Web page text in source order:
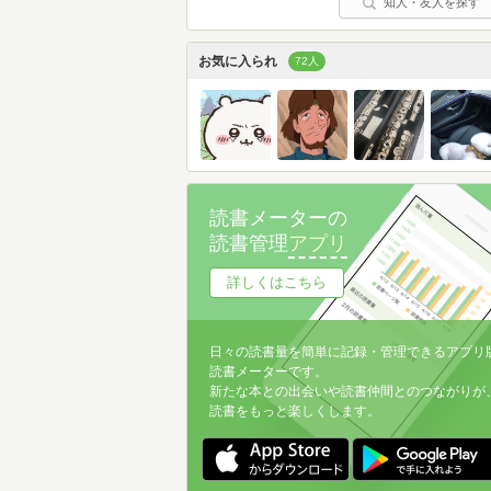
知人・友人を探す
お気に入られ 72人
読書メーターの
読書管理アプリ
詳しくはこちら
日々の読書量を簡単に記録・管理できるアプリ
読書メーターです。
新たな本との出会いや読書仲間とのつながりが
読書をもっと楽しくします。